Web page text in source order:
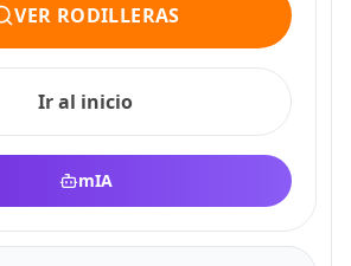
VER RODILLERAS
Ir al inicio
mIA